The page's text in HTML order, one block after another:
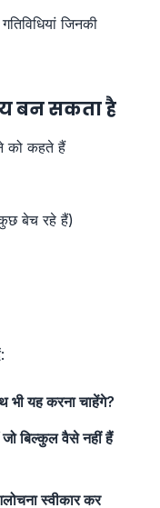
जिनकी
बन सकता है
को कहते हैं
कुछ बेच रहे हैं)
भी यह करना चाहेंगे?
बिल्कुल वैसे नहीं हैं
स्वीकार कर